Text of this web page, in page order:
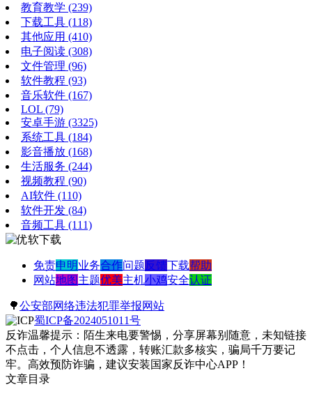
教育教学 (239)
下载工具 (118)
其他应用 (410)
电子阅读 (308)
文件管理 (96)
软件教程 (93)
音乐软件 (167)
LOL (79)
安卓手游 (3325)
系统工具 (184)
影音播放 (168)
生活服务 (244)
视频教程 (90)
AI软件 (110)
软件开发 (84)
音频工具 (111)
免责申明业务合作问题反馈下载帮助
网站地图 主题优美主机小鸡安全认证
🌳公安部网络违法犯罪举报网站
蜀ICP备2024051011号
反诈温馨提示：陌生来电要警惕，分享屏幕别随意，未知链接
不点击，个人信息不透露，转账汇款多核实，骗局千万要记
牢。高效预防诈骗，建议安装国家反诈中心APP！
文章目录